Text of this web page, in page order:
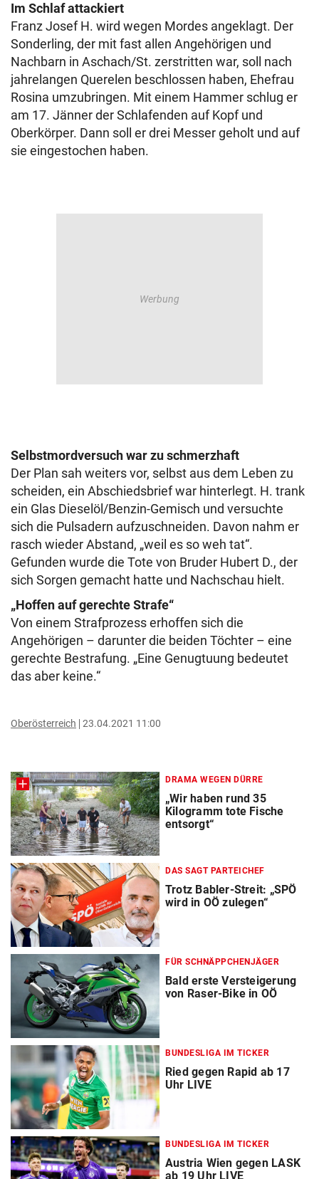
Im Schlaf attackiert
Franz Josef H. wird wegen Mordes angeklagt. Der
Sonderling, der mit fast allen Angehörigen und
Nachbarn in Aschach/St. zerstritten war, soll nach
jahrelangen Querelen beschlossen haben, Ehefrau
Rosina umzubringen. Mit einem Hammer schlug er
am 17. Jänner der Schlafenden auf Kopf und
Oberkörper. Dann soll er drei Messer geholt und auf
sie eingestochen haben.
Selbstmordversuch war zu schmerzhaft
Der Plan sah weiters vor, selbst aus dem Leben zu
scheiden, ein Abschiedsbrief war hinterlegt. H. trank
ein Glas Dieselöl/Benzin-Gemisch und versuchte
sich die Pulsadern aufzuschneiden. Davon nahm er
rasch wieder Abstand, „weil es so weh tat“.
Gefunden wurde die Tote von Bruder Hubert D., der
sich Sorgen gemacht hatte und Nachschau hielt.
„Hoffen auf gerechte Strafe“
Von einem Strafprozess erhoffen sich die
Angehörigen – darunter die beiden Töchter – eine
gerechte Bestrafung. „Eine Genugtuung bedeutet
das aber keine.“
Oberösterreich 23.04.2021 11:00
DRAMA WEGEN DÜRRE
„Wir haben rund 35
Kilogramm tote Fische
entsorgt“
DAS SAGT PARTEICHEF
Trotz Babler-Streit: „SPÖ
wird in OÖ zulegen“
FÜR SCHNÄPPCHENJÄGER
Bald erste Versteigerung
von Raser-Bike in OÖ
BUNDESLIGA IM TICKER
Ried gegen Rapid ab 17
Uhr LIVE
BUNDESLIGA IM TICKER
Austria Wien gegen LASK
ab 19 Uhr LIVE